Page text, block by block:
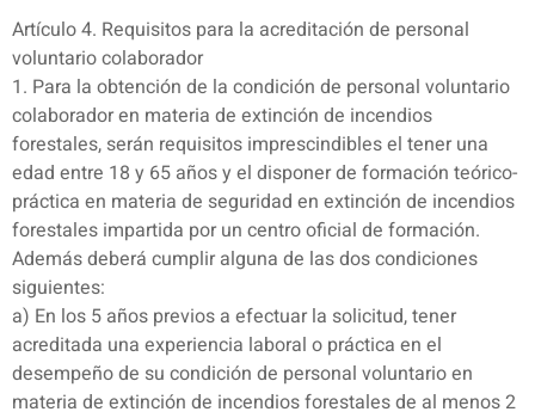
Artículo 4. Requisitos para la acreditación de personal
voluntario colaborador
1. Para la obtención de la condición de personal voluntario
colaborador en materia de extinción de incendios
forestales, serán requisitos imprescindibles el tener una
edad entre 18 y 65 años y el disponer de formación teórico-
práctica en materia de seguridad en extinción de incendios
forestales impartida por un centro oficial de formación.
Además deberá cumplir alguna de las dos condiciones
siguientes:
a) En los 5 años previos a efectuar la solicitud, tener
acreditada una experiencia laboral o práctica en el
desempeño de su condición de personal voluntario en
materia de extinción de incendios forestales de al menos 2